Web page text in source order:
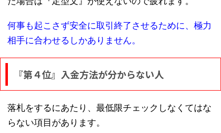
何事も起こさず安全に取引終了させるために、極力
相手に合わせるしかありません。
『第４位』入金方法が分からない人
落札をするにあたり、最低限チェックしなくてはな
らない項目があります。